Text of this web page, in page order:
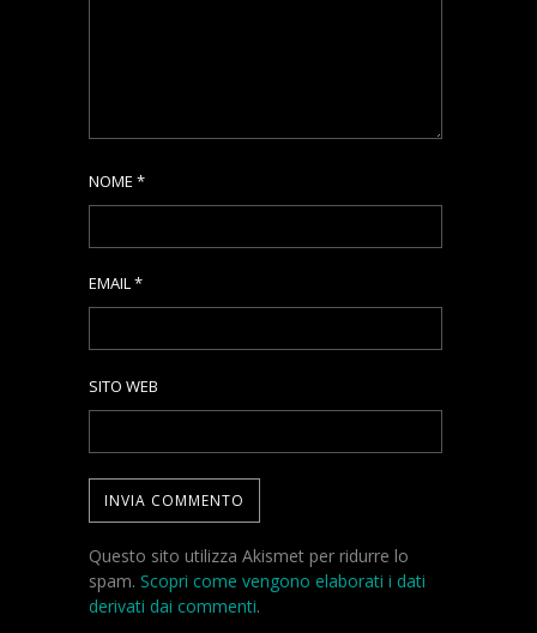
NOME *
EMAIL*
SITO WEB
Questo sito utilizza Akismet per ridurre lo
spam. Scopri come vengono elaborati i dati
derivati dai commenti.